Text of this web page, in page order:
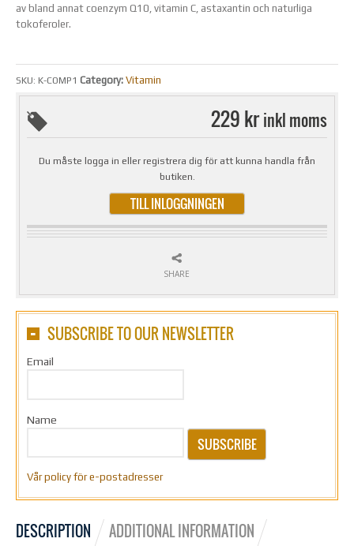
av bland annat coenzym Q10, vitamin C, astaxantin och naturliga
tokoferoler.
SKU: K-COMP1 Category: Vitamin
229 kr inkl moms
Du måste logga in eller registrera dig för att kunna handla från
butiken.
TILL INLOGGNINGEN
SHARE
SUBSCRIBE TO OUR NEWSLETTER
Email
Name
SUBSCRIBE
Vår policy för e-postadresser
DESCRIPTION
ADDITIONAL INFORMATION